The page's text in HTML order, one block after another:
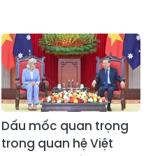
Dấu mốc quan trọng
trong quan hệ Việt